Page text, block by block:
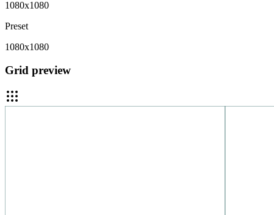
1080x1080
Preset
1080x1080
Grid preview